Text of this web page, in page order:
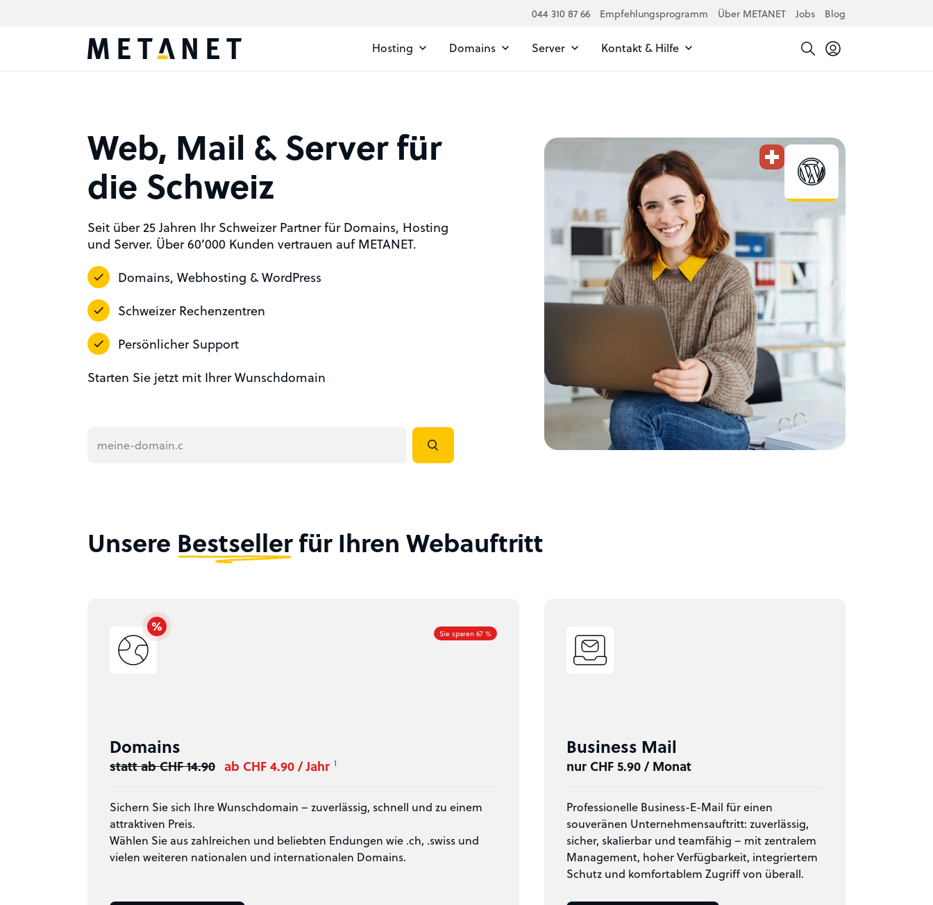
044 310 87 66 Empfehlungsprogramm Über METANET Jobs Blog
Hosting Domains Server Kontakt & Hilfe
Web, Mail & Server für
die Schweiz
Seit über 25 Jahren Ihr Schweizer Partner für Domains, Hosting
und Server. Über 60’000 Kunden vertrauen auf METANET.
Domains, Webhosting & WordPress
Schweizer Rechenzentren
Persönlicher Support
Starten Sie jetzt mit Ihrer Wunschdomain
Unsere Bestsellerfür Ihren Webauftritt
Sie sparen 67 %
Domains
statt ab CHF 14.90 ab CHF 4.90 / Jahr 1
Sichern Sie sich Ihre Wunschdomain – zuverlässig, schnell und zu einem
attraktiven Preis.
Wählen Sie aus zahlreichen und beliebten Endungen wie .ch, .swiss und
vielen weiteren nationalen und internationalen Domains.
Business Mail
nur CHF 5.90 / Monat
Professionelle Business-E-Mail für einen
souveränen Unternehmensauftritt: zuverlässig,
sicher, skalierbar und teamfähig – mit zentralem
Management, hoher Verfügbarkeit, integriertem
Schutz und komfortablem Zugriff von überall.